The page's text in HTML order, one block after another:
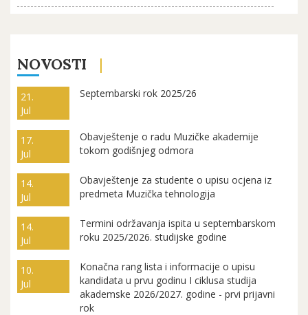
NOVOSTI
21.
Jul
Septembarski rok 2025/26
17.
Jul
Obavještenje o radu Muzičke akademije
tokom godišnjeg odmora
14.
Jul
Obavještenje za studente o upisu ocjena iz
predmeta Muzička tehnologija
14.
Jul
Termini održavanja ispita u septembarskom
roku 2025/2026. studijske godine
10.
Jul
Konačna rang lista i informacije o upisu
kandidata u prvu godinu I ciklusa studija
akademske 2026/2027. godine - prvi prijavni
rok